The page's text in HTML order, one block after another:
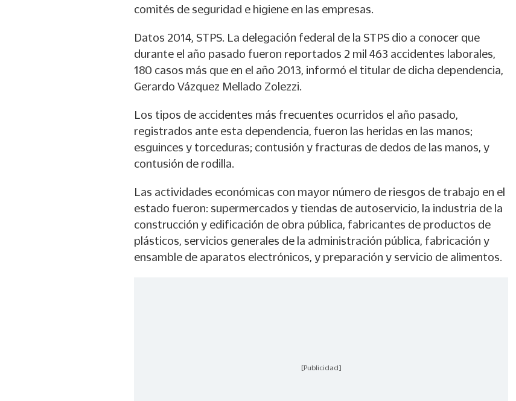
comités de seguridad e higiene en las empresas.
Datos 2014, STPS. La delegación federal de la STPS dio a conocer que
durante el año pasado fueron reportados 2 mil 463 accidentes laborales,
180 casos más que en el año 2013, informó el titular de dicha dependencia,
Gerardo Vázquez Mellado Zolezzi.
Los tipos de accidentes más frecuentes ocurridos el año pasado,
registrados ante esta dependencia, fueron las heridas en las manos;
esguinces y torceduras; contusión y fracturas de dedos de las manos, y
contusión de rodilla.
Las actividades económicas con mayor número de riesgos de trabajo en el
estado fueron: supermercados y tiendas de autoservicio, la industria de la
construcción y edificación de obra pública, fabricantes de productos de
plásticos, servicios generales de la administración pública, fabricación y
ensamble de aparatos electrónicos, y preparación y servicio de alimentos.
[Publicidad]